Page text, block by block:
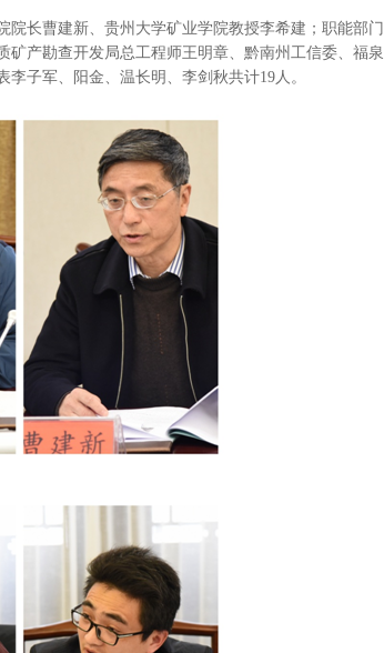
长曹建新、贵州大学矿业学院教授李希建；职能部门
产勘查开发局总工程师王明章、黔南州工信委、福泉
子军、阳金、温长明、李剑秋共计19人。